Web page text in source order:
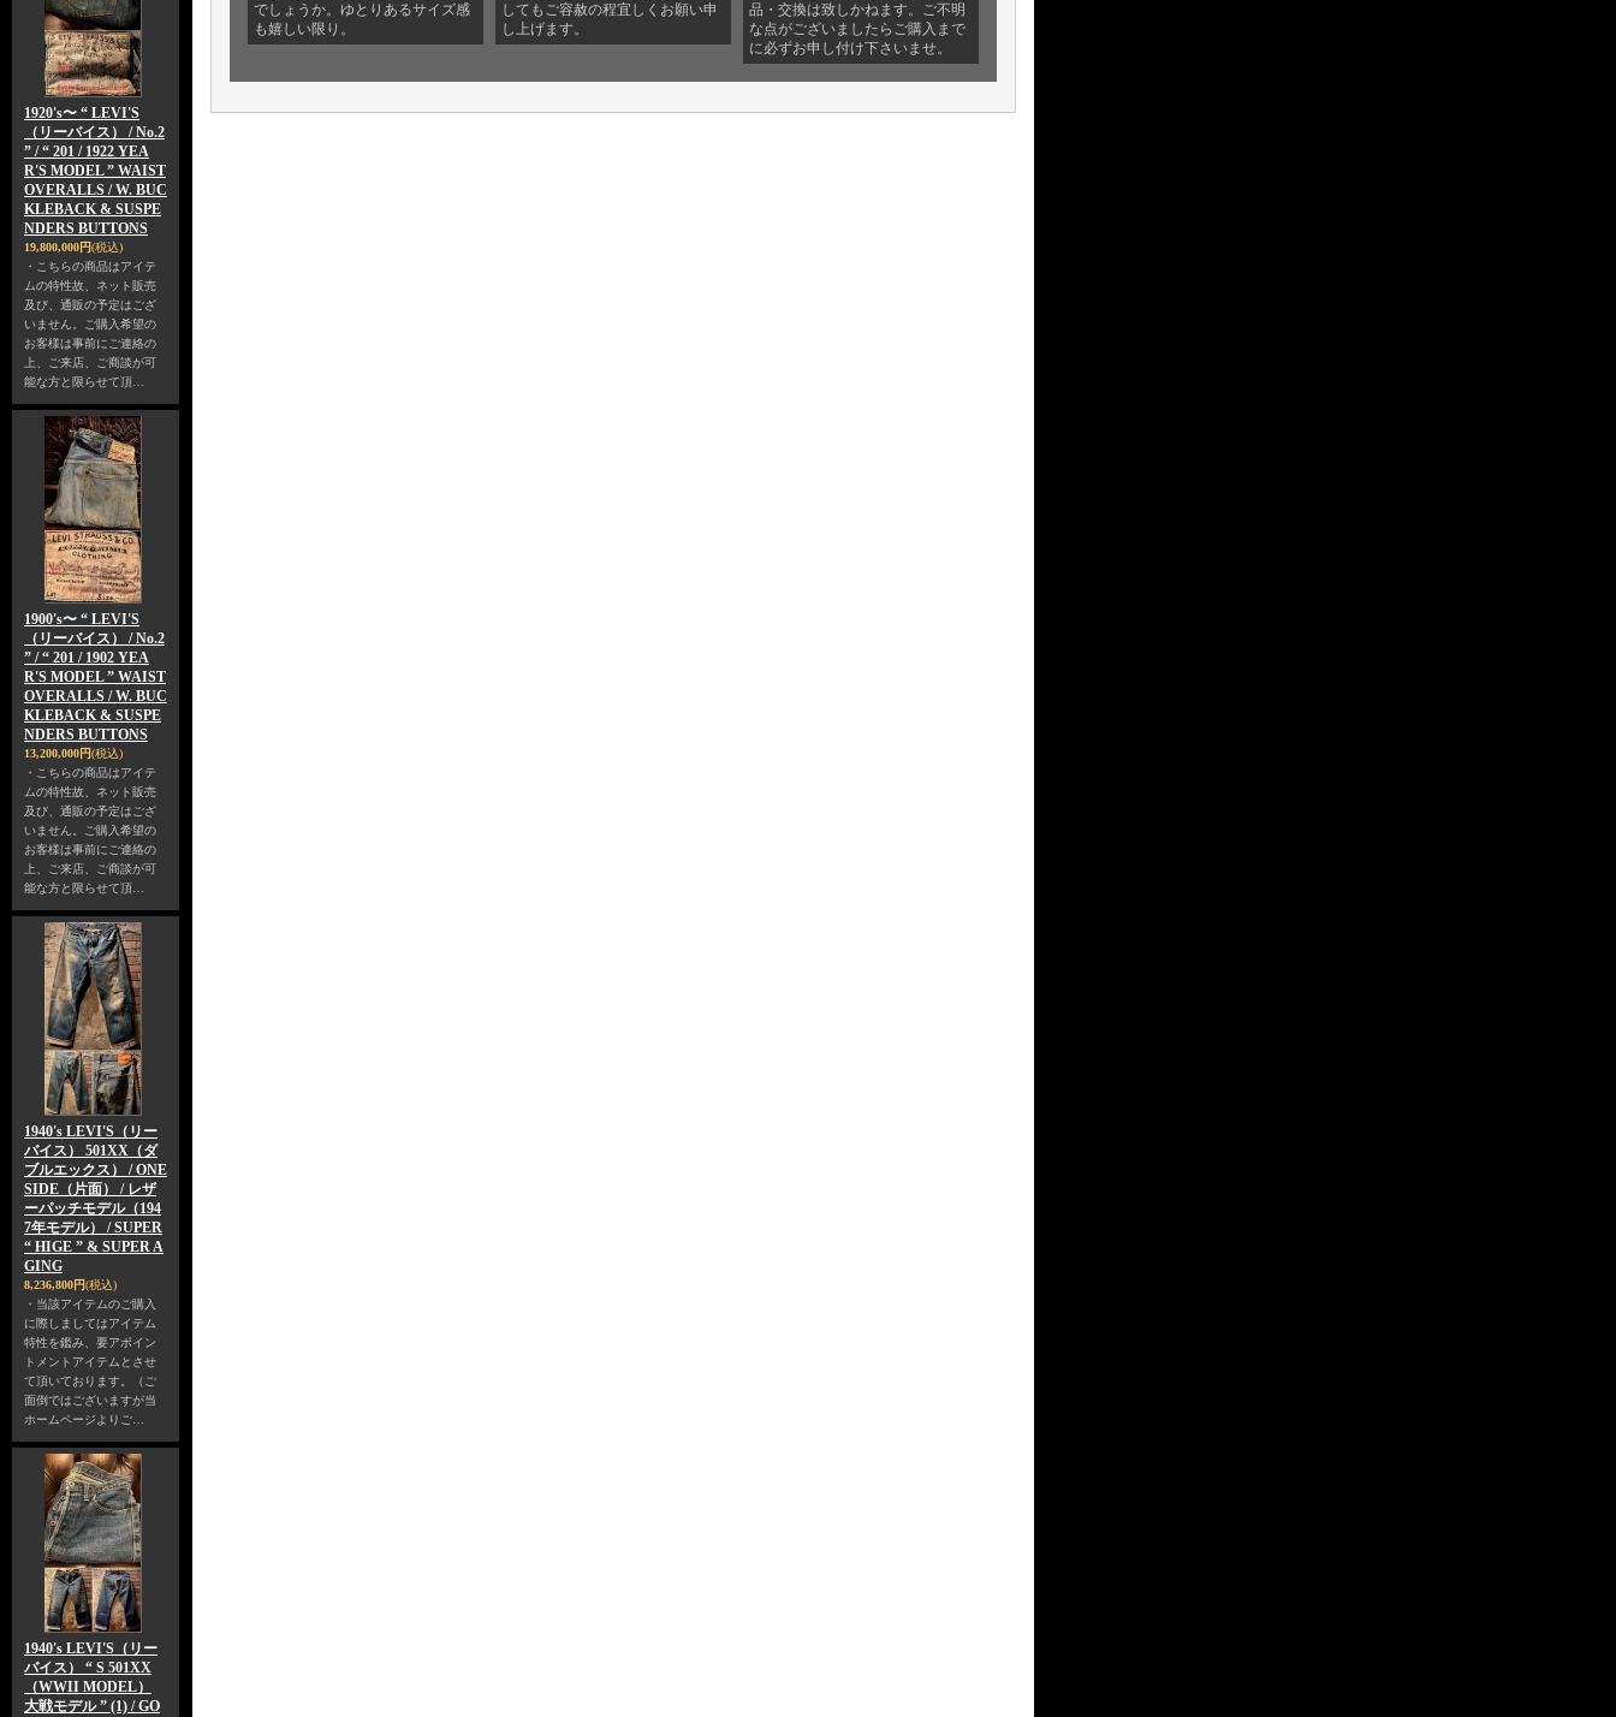
1920's〜 “ LEVI'S
（リーバイス） / No.2
” / “ 201 / 1922 YEA
R'S MODEL ” WAIST
OVERALLS / W. BUC
KLEBACK & SUSPE
NDERS BUTTONS
19,800,000円(税込)
・こちらの商品はアイテ
ムの特性故、ネット販売
及び、通販の予定はござ
いません。ご購入希望の
お客様は事前にご連絡の
上、ご来店、ご商談が可
能な方と限らせて頂…
1900's〜 “ LEVI'S
（リーバイス） / No.2
” / “ 201 / 1902 YEA
R'S MODEL ” WAIST
OVERALLS / W. BUC
KLEBACK & SUSPE
NDERS BUTTONS
13,200,000円(税込)
・こちらの商品はアイテ
ムの特性故、ネット販売
及び、通販の予定はござ
いません。ご購入希望の
お客様は事前にご連絡の
上、ご来店、ご商談が可
能な方と限らせて頂…
1940's LEVI'S（リー
バイス） 501XX（ダ
ブルエックス） / ONE
SIDE（片面） / レザ
ーパッチモデル（194
7年モデル） / SUPER
“ HIGE ” & SUPER A
GING
8,236,800円(税込)
・当該アイテムのご購入
に際しましてはアイテム
特性を鑑み、要アポイン
トメントアイテムとさせ
て頂いております。（ご
面倒ではございますが当
ホームページよりご…
1940's LEVI'S（リー
バイス） “ S 501XX
（WWII MODEL）
大戦モデル ” (1) / GO
でしょうか。ゆとりあるサイズ感
も嬉しい限り。
してもご容赦の程宜しくお願い申
し上げます。
品・交換は致しかねます。ご不明
な点がございましたらご購入まで
に必ずお申し付け下さいませ。